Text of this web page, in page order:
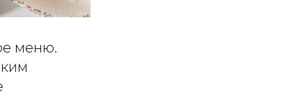
меню.